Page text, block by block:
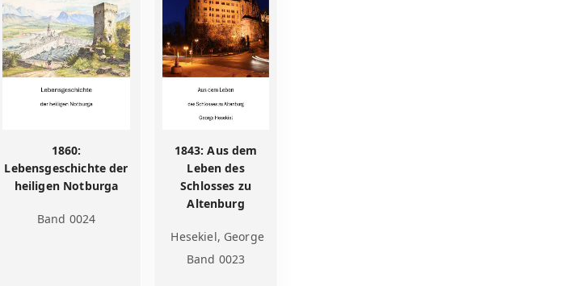
1860:
Lebensgeschichte der
heiligen Notburga
Band 0024
1843: Aus dem
Leben des
Schlosses zu
Altenburg
Hesekiel, George
Band 0023